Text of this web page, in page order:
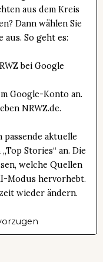
aus dem Kreis
Dann wählen Sie
aus. So geht es:
bei Google
Google-Konto an.
NRWZ.de.
aktuelle
Stories“ an. Die
welche Quellen
Modus hervorhebt.
wieder ändern.